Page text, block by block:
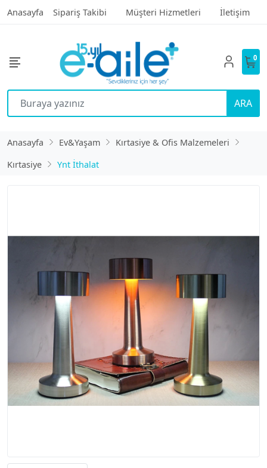
Anasayfa Sipariş Takibi Müşteri Hizmetleri İletişim
ARA
0
Anasayfa Ev&Yaşam
Kırtasiye & Ofis Malzemeleri
Kırtasiye
Ynt İthalat